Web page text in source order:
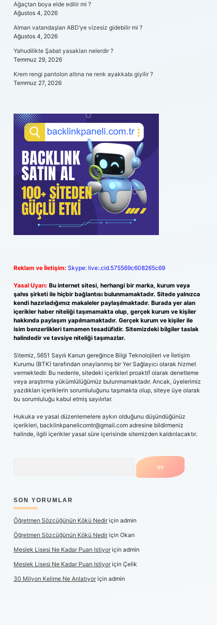
Ağaçtan boya elde edilir mi ?
Ağustos 4, 2026
Alman vatandaşları ABD’ye vizesiz gidebilir mi ?
Ağustos 4, 2026
Yahudilikte Şabat yasakları nelerdir ?
Temmuz 29, 2026
Krem rengi pantolon altına ne renk ayakkabı giyilir ?
Temmuz 27, 2026
Reklam ve İletişim: Skype: live:.cid.575569c608265c69
Yasal Uyarı: Bu internet sitesi, herhangi bir marka, kurum veya
şahıs şirketi ile hiçbir bağlantısı bulunmamaktadır. Sitede yalnızca
kendi hazırladığımız makaleler paylaşılmaktadır. Burada yer alan
içerikler haber niteliği taşımamakta olup, gerçek kurum ve kişiler
hakkında paylaşım yapılmamaktadır. Gerçek kurum ve kişiler ile
isim benzerlikleri tamamen tesadüfidir. Sitemizdeki bilgiler taslak
halindedir ve tavsiye niteliği taşımazlar.
Sitemiz, 5651 Sayılı Kanun gereğince Bilgi Teknolojileri ve İletişim
Kurumu (BTK) tarafından onaylanmış bir Yer Sağlayıcı olarak hizmet
vermektedir. Bu nedenle, sitedeki içerikleri proaktif olarak denetleme
veya araştırma yükümlülüğümüz bulunmamaktadır. Ancak, üyelerimiz
yazdıkları içeriklerin sorumluluğunu taşımakta olup, siteye üye olarak
bu sorumluluğu kabul etmiş sayılırlar.
Hukuka ve yasal düzenlemelere aykırı olduğunu düşündüğünüz
içerikleri, backlinkpanelicomtr@gmail.com adresine bildirmeniz
halinde, ilgili içerikler yasal süre içerisinde sitemizden kaldırılacaktır.
SON YORUMLAR
Öğretmen Sözcüğünün Kökü Nediriçin admin
Öğretmen Sözcüğünün Kökü Nediriçin Okan
Meslek Lisesi Ne Kadar Puan Istiyoriçin admin
Meslek Lisesi Ne Kadar Puan Istiyoriçin Çelik
30 Milyon Kelime Ne Anlatıyoriçin admin